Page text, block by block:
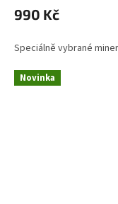
990 Kč
Speciálně vybrané
Novinka